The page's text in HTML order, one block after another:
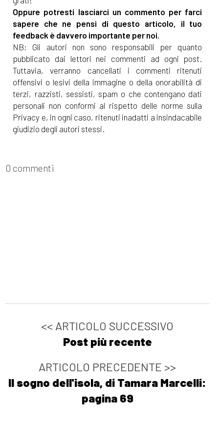
Oppure potresti lasciarci un commento per farci
sapere che ne pensi di questo articolo, il tuo
feedback è davvero importante per noi.
NB: Gli autori non sono responsabili per quanto
pubblicato dai lettori nei commenti ad ogni post.
Tuttavia, verranno cancellati i commenti ritenuti
offensivi o lesivi della immagine o della onorabilità di
terzi, razzisti, sessisti, spam o che contengano dati
personali non conformi al rispetto delle norme sulla
Privacy e, in ogni caso, ritenuti inadatti a insindacabile
giudizio degli autori stessi.
0 commenti
<< ARTICOLO SUCCESSIVO
Post più recente
ARTICOLO PRECEDENTE >>
Il sogno dell'isola, di Tamara Marcelli:
pagina 69